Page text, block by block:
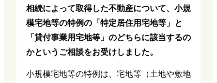
相続によって取得した不動産について、小規
模宅地等の特例の「特定居住用宅地等」と
「貸付事業用宅地等」のどちらに該当するの
かというご相談をお受けしました。
小規模宅地等の特例は、宅地等（土地や敷地